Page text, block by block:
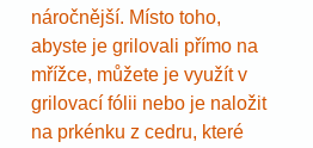
náročnější. Místo toho,
abyste je grilovali přímo na
mřížce, můžete je využít v
grilovací fólii nebo je naložit
na prkénku z cedru, které